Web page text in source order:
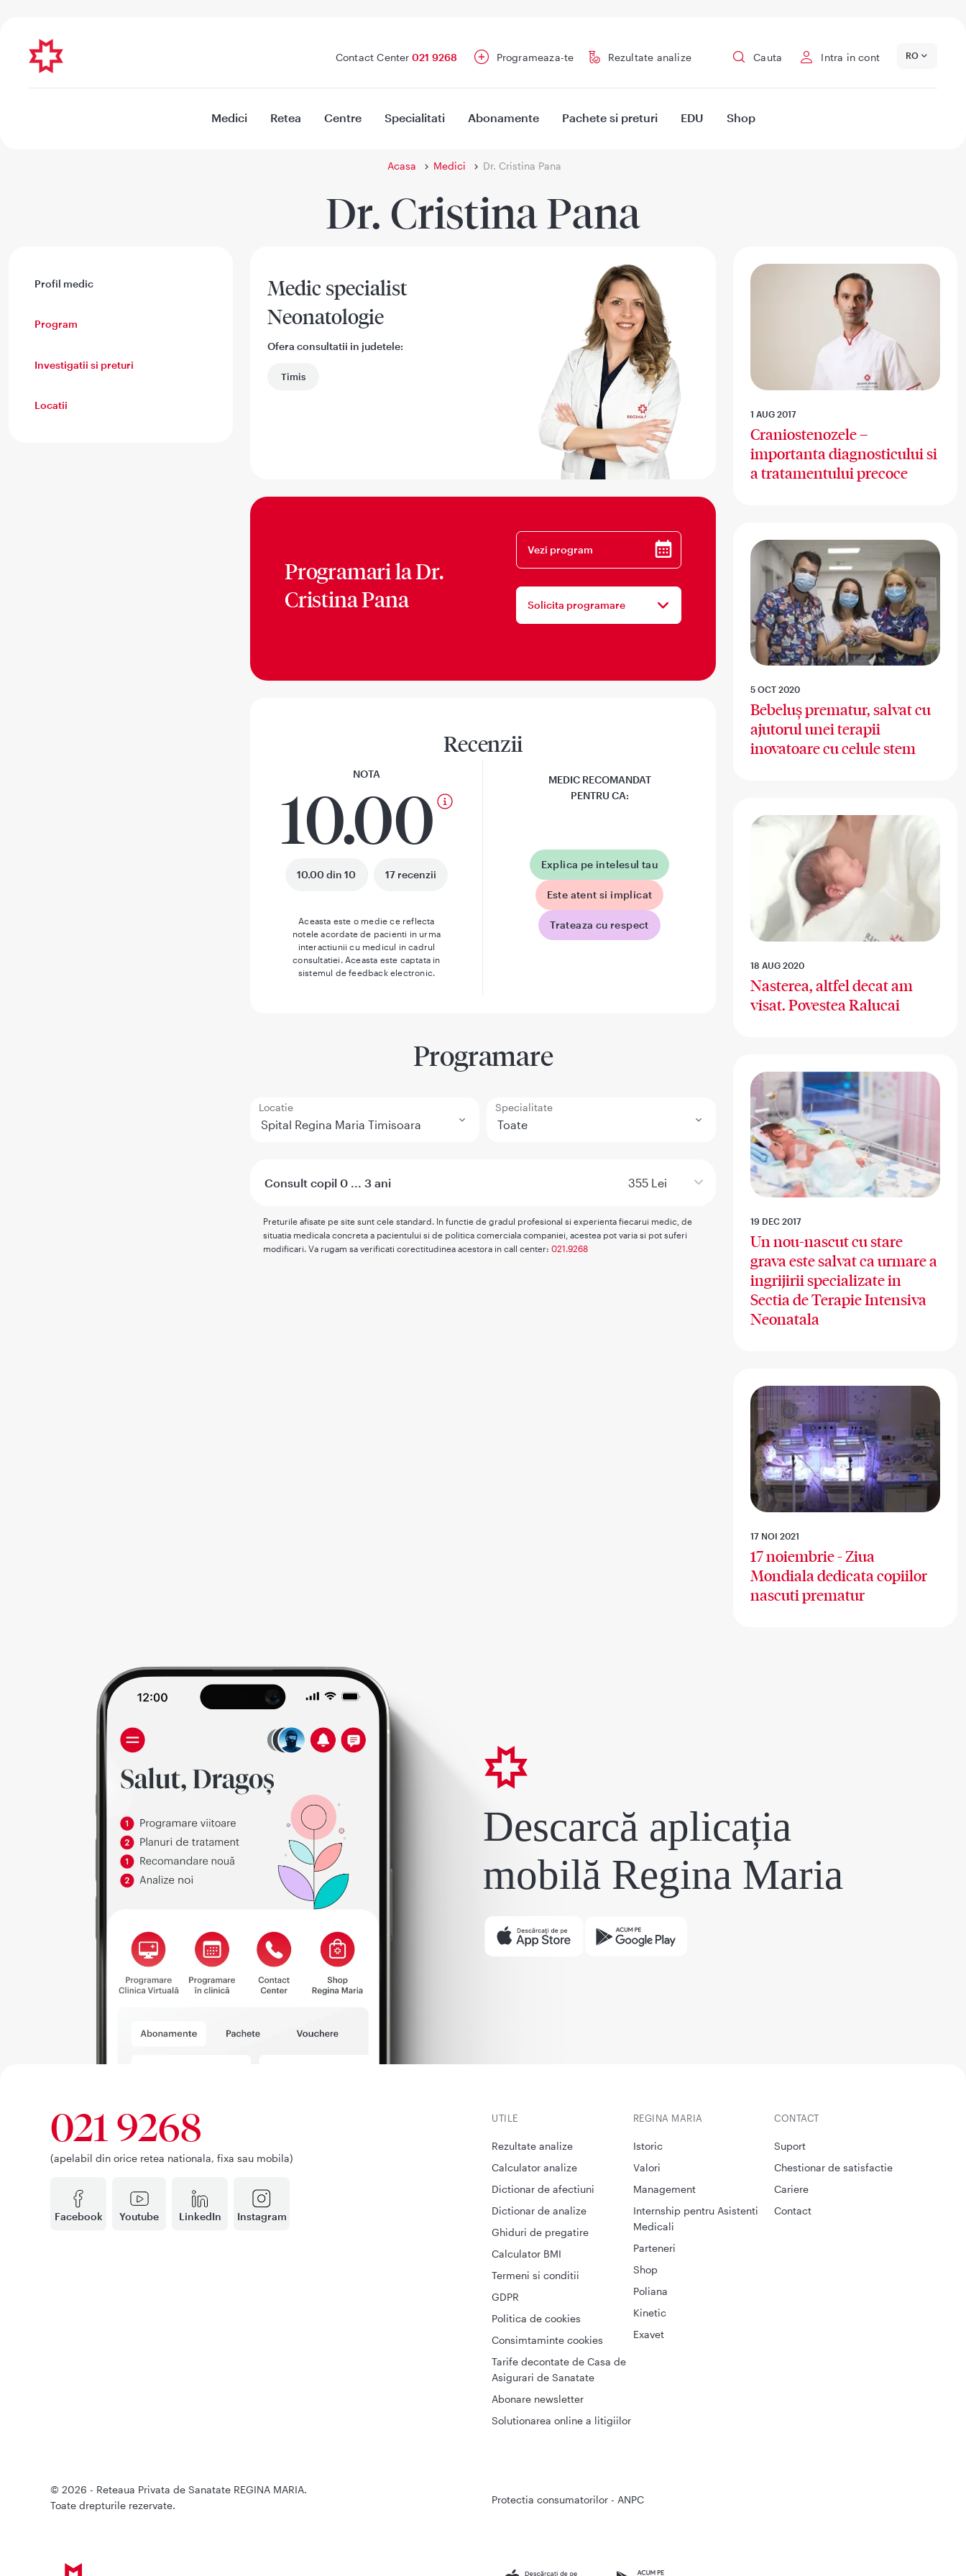
Contact Center 021 9268 Programeaza-te Rezultate analize Cauta Intra in cont RO
Medici Retea Centre Specialitati Abonamente Pachete si preturi EDU Shop
Acasa Medici Dr. Cristina Pana
Dr. Cristina Pana
Profil medic
Program
Investigatii si preturi
Locatii
Medic specialist
Neonatologie
Ofera consultatii in judetele:
Timis
Programari laDr.
Cristina Pana
Vezi program
Solicita programare
Recenzii
NOTA
10.00
10.00 din 10 17 recenzii
Aceasta este o medie ce reflecta
notele acordate de pacienti in urma
interactiunii cu medicul in cadrul
consultatiei. Aceasta este captata in
sistemul de feedback electronic.
MEDIC RECOMANDAT
PENTRU CA:
Explica pe intelesul tau
Este atent si implicat
Trateaza cu respect
Programare
Locatie Specialitate
Consult copil 0 ... 3 ani 355 Lei
Preturile afisate pe site sunt cele standard. In functie de gradul profesional si experienta fiecarui medic, de
situatia medicala concreta a pacientului si de politica comerciala companiei, acestea pot varia si pot suferi
modificari. Va rugam sa verificati corectitudinea acestora in call center: 021.9268
1 AUG 2017
Craniostenozele –
importanta diagnosticului si
a tratamentului precoce
5 OCT 2020
Bebeluș prematur, salvat cu
ajutorul unei terapii
inovatoare cu celule stem
18 AUG 2020
Nasterea, altfel decat am
visat. Povestea Ralucai
19 DEC 2017
Un nou-nascut cu stare
grava este salvat ca urmare a
ingrijirii specializate in
Sectia de Terapie Intensiva
Neonatala
17 NOI 2021
17 noiembrie - Ziua
Mondiala dedicata copiilor
nascuti prematur
Descarcă aplicația
mobilă Regina Maria
Facebook Youtube LinkedIn Instagram
021 9268
(apelabil din orice retea nationala, fixa sau mobila)
UTILE
Rezultate analize
Calculator analize
Dictionar de afectiuni
Dictionar de analize
Ghiduri de pregatire
Calculator BMI
Termeni si conditii
GDPR
Politica de cookies
Consimtaminte cookies
Tarife decontate de Casa de
Asigurari de Sanatate
Abonare newsletter
Solutionarea online a litigiilor
CONTACT
Suport
Chestionar de satisfactie
Cariere
Contact
REGINA MARIA
Istoric
Valori
Management
Internship pentru Asistenti
Medicali
Parteneri
Shop
Poliana
Kinetic
Exavet
Protectia consumatorilor - ANPC
© 2026 - Reteaua Privata de Sanatate REGINA MARIA.
Toate drepturile rezervate.